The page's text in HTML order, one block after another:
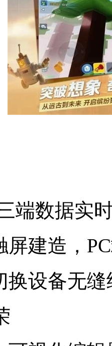
端数据实
屏建造，
换设备无